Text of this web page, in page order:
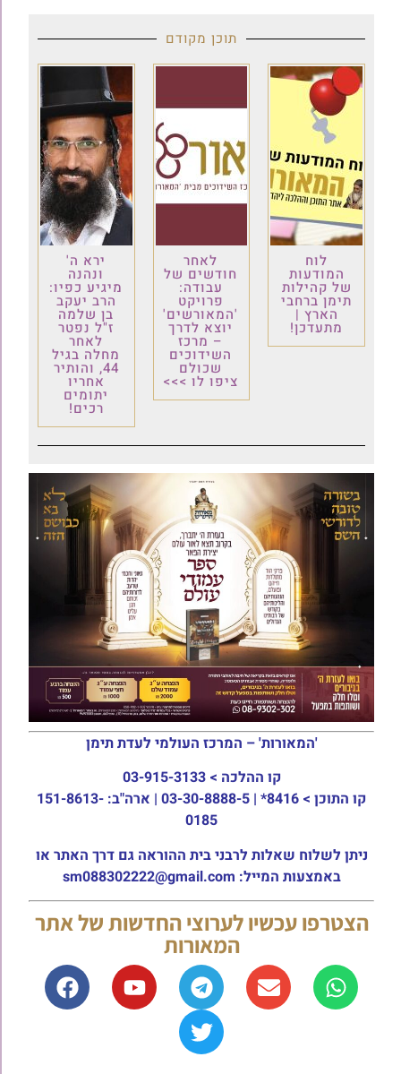
תוכן מקודם
לוח
המודעות
של קהילות
תימן ברחבי
הארץ |
מתעדכן!
לאחר
חודשים של
עבודה:
פרויקט
'המאורשים'
יוצא לדרך
– מרכז
השידוכים
שכולם
ציפו לו >>>
ירא ה'
ונהנה
מיגיע כפיו:
הרב יעקב
בן שלמה
ז"ל נפטר
לאחר
מחלה בגיל
44, והותיר
אחריו
יתומים
רכים!
'המאורות' – המרכז העולמי לעדת תימן
קו ההלכה > 03-915-3133
קו התוכן >
8416* | 03-30-8888-5 | ארה"ב: 151-8613-
0185
ניתן לשלוח שאלות לרבני בית ההוראה גם דרך האתר או
באמצעות המייל: sm088302222@gmail.com
הצטרפו עכשיו לערוצי החדשות של אתר
המאורות